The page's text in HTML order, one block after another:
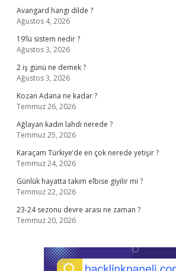
Avangard hangi dilde ?
Ağustos 4, 2026
19’lü sistem nedir ?
Ağustos 3, 2026
2 iş günü ne demek ?
Ağustos 3, 2026
Kozan Adana ne kadar ?
Temmuz 26, 2026
Ağlayan kadın lahdi nerede ?
Temmuz 25, 2026
Karaçam Türkiye’de en çok nerede yetişir ?
Temmuz 24, 2026
Günlük hayatta takım elbise giyilir mi ?
Temmuz 22, 2026
23-24 sezonu devre arası ne zaman ?
Temmuz 20, 2026